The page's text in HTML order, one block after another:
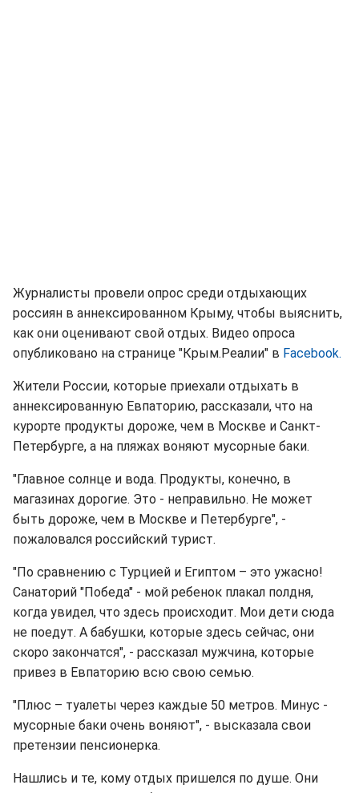
Журналисты провели опрос среди отдыхающих
россиян в аннексированном Крыму, чтобы выяснить,
как они оценивают свой отдых. Видео опроса
опубликовано на странице "Крым.Реалии" в Facebook.
Жители России, которые приехали отдыхать в
аннексированную Евпаторию, рассказали, что на
курорте продукты дороже, чем в Москве и Санкт-
Петербурге, а на пляжах воняют мусорные баки.
"Главное солнце и вода. Продукты, конечно, в
магазинах дорогие. Это - неправильно. Не может
быть дороже, чем в Москве и Петербурге", -
пожаловался российский турист.
"По сравнению с Турцией и Египтом – это ужасно!
Санаторий "Победа" - мой ребенок плакал полдня,
когда увидел, что здесь происходит. Мои дети сюда
не поедут. А бабушки, которые здесь сейчас, они
скоро закончатся", - рассказал мужчина, которые
привез в Евпаторию всю свою семью.
"Плюс – туалеты через каждые 50 метров. Минус -
мусорные баки очень воняют", - высказала свои
претензии пенсионерка.
Нашлись и те, кому отдых пришелся по душе. Они